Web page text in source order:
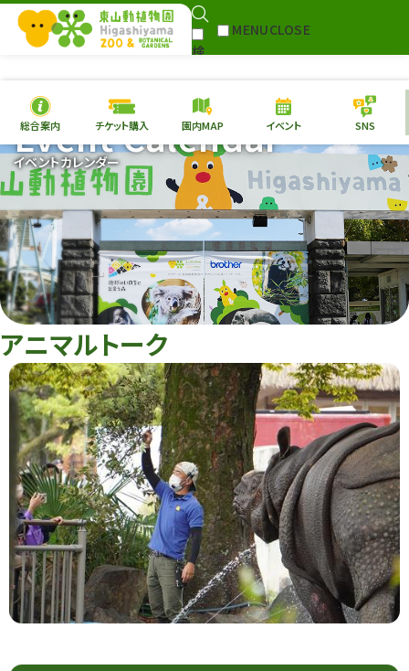
検
MENUCLOSE
本日の開園情報 チケ
園内MAP イベント
総合案内
動物園 植物園
再生プラン
東山動植物園
への支援
サイトマップ
Follow
総合案内 チケット購入 園内MAP イベント SNS
イベントカレンダー
Event Calendar
アニマルトーク